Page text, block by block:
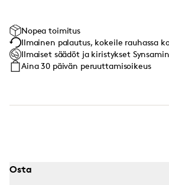
Nopea toimitus
Ilmainen palautus, kokeile rauhassa
Ilmaiset säädöt ja kiristykset
Aina 30 päivän peruuttamisoikeus
Osta